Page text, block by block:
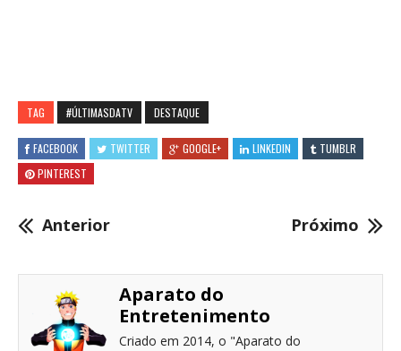
TAG #ÚLTIMASDATV DESTAQUE
FACEBOOK TWITTER GOOGLE+ LINKEDIN
TUMBLR
PINTEREST
Anterior Próximo
Aparato do
Entretenimento
Criado em 2014, o "Aparato do